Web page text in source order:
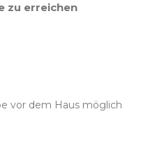
zu erreichen
vor dem Haus möglich